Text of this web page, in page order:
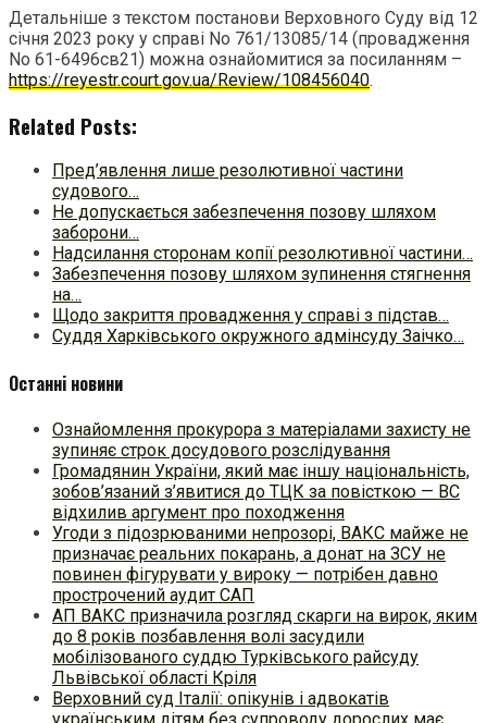
Детальніше з текстом постанови Верховного Суду від 12
січня 2023 року у справі No 761/13085/14 (провадження
No 61-6496св21) можна ознайомитися за посиланням –
https://reyestr.court.gov.ua/Review/108456040.
Related Posts:
Пред’явлення лише резолютивної частини
судового…
Не допускається забезпечення позову шляхом
заборони…
Надсилання сторонам копії резолютивної частини…
Забезпечення позову шляхом зупинення стягнення
на…
Щодо закриття провадження у справі з підстав…
Суддя Харківського окружного адмінсуду Заічко…
Останні новини
Ознайомлення прокурора з матеріалами захисту не
зупиняє строк досудового розслідування
Громадянин України, який має іншу національність,
зобов’язаний з’явитися до ТЦК за повісткою — ВС
відхилив аргумент про походження
Угоди з підозрюваними непрозорі, ВАКС майже не
призначає реальних покарань, а донат на ЗСУ не
повинен фігурувати у вироку — потрібен давно
прострочений аудит САП
АП ВАКС призначила розгляд скарги на вирок, яким
до 8 років позбавлення волі засудили
мобілізованого суддю Турківського райсуду
Львівської області Кріля
Верховний суд Італії: опікунів і адвокатів